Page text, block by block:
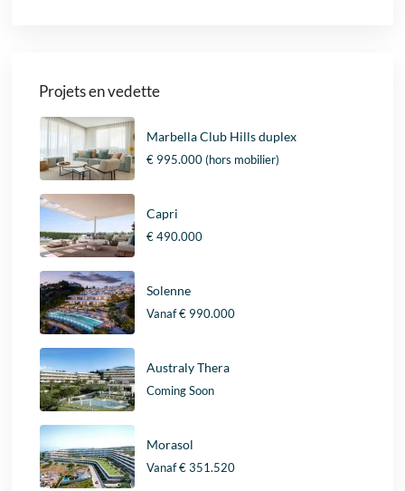
Projets en vedette
Marbella Club Hills duplex
€ 995.000(hors mobilier)
Capri
€ 490.000
Solenne
Vanaf€ 990.000
Australy Thera
Coming Soon
Morasol
Vanaf€ 351.520